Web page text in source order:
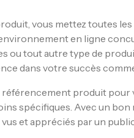
vous mettez toutes
en ligne
ou tout autre type de
dans votre succès
référencement produit pour
spécifiques. Avec un
et appréciés par un